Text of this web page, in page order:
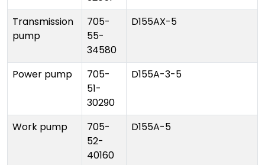
Transmission
pump
705-
55-
34580
D155AX-5
Power pump
705-
51-
30290
D155A-3-5
Work pump
705-
52-
40160
D155A-5